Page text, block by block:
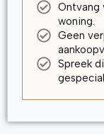
Ontvang
woning.
Geen
Spreek